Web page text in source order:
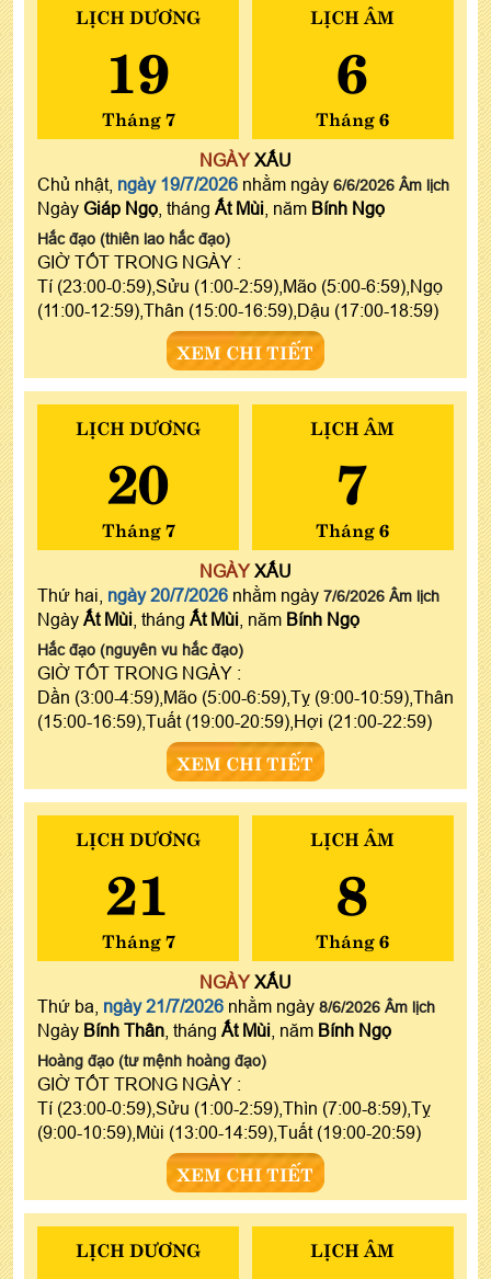
LỊCH DƯƠNG
19
Tháng 7
LỊCH ÂM
6
Tháng 6
NGÀYXẤU
Chủ nhật, ngày 19/7/2026 nhằm ngày 6/6/2026 Âm lịch
Ngày Giáp Ngọ , tháng Ất Mùi , năm Bính Ngọ
Hắc đạo (thiên lao hắc đạo)
GIỜ TỐT TRONG NGÀY :
Tí (23:00-0:59),Sửu (1:00-2:59),Mão (5:00-6:59),Ngọ
(11:00-12:59),Thân (15:00-16:59),Dậu (17:00-18:59)
XEM CHI TIẾT
LỊCH DƯƠNG
20
Tháng 7
LỊCH ÂM
7
Tháng 6
NGÀYXẤU
Thứ hai, ngày 20/7/2026 nhằm ngày 7/6/2026 Âm lịch
Ngày Ất Mùi , tháng Ất Mùi , năm Bính Ngọ
Hắc đạo (nguyên vu hắc đạo)
GIỜ TỐT TRONG NGÀY :
Dần (3:00-4:59),Mão (5:00-6:59),Tỵ (9:00-10:59),Thân
(15:00-16:59),Tuất (19:00-20:59),Hợi (21:00-22:59)
XEM CHI TIẾT
LỊCH DƯƠNG
21
Tháng 7
LỊCH ÂM
8
Tháng 6
NGÀYXẤU
Thứ ba, ngày 21/7/2026 nhằm ngày 8/6/2026 Âm lịch
Ngày Bính Thân , tháng Ất Mùi , năm Bính Ngọ
Hoàng đạo (tư mệnh hoàng đạo)
GIỜ TỐT TRONG NGÀY :
Tí (23:00-0:59),Sửu (1:00-2:59),Thìn (7:00-8:59),Tỵ
(9:00-10:59),Mùi (13:00-14:59),Tuất (19:00-20:59)
XEM CHI TIẾT
LỊCH DƯƠNG LỊCH ÂM